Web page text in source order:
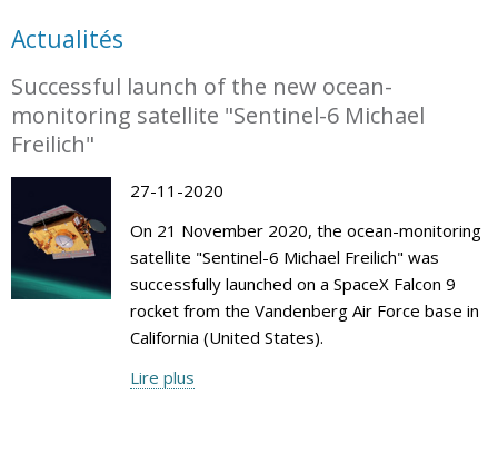
Actualités
Successful launch of the new ocean-
monitoring satellite "Sentinel-6 Michael
Freilich"
27-11-2020
On 21 November 2020, the ocean-monitoring
satellite "Sentinel-6 Michael Freilich" was
successfully launched on a SpaceX Falcon 9
rocket from the Vandenberg Air Force base in
California (United States).
Lire plus